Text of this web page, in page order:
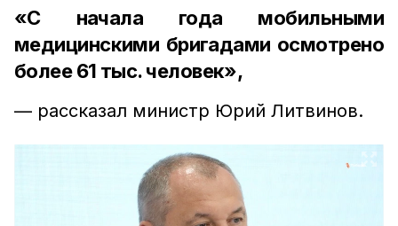
«С начала года мобильными
медицинскими бригадами осмотрено
более 61 тыс. человек»,
— рассказал министр Юрий Литвинов.